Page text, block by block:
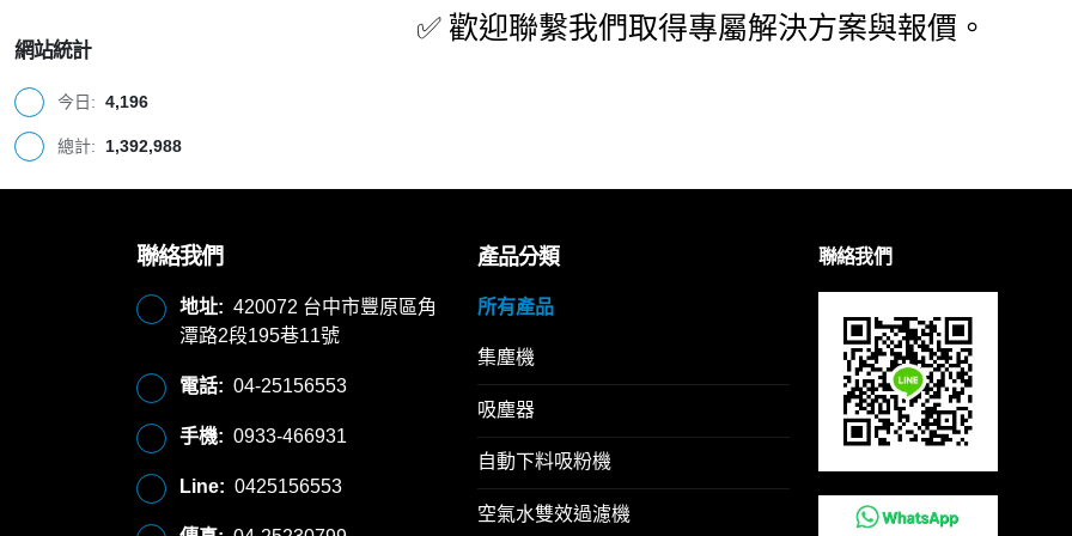
網站統計
今日: 4,196
總計: 1,392,988
✅ 歡迎聯繫我們取得專屬解決方案與報價。
聯絡我們
地址: 420072 台中市豐原區角
潭路2段195巷11號
電話: 04-25156553
手機: 0933-466931
Line: 0425156553
產品分類
所有產品
集塵機
吸塵器
自動下料吸粉機
空氣水雙效過濾機
聯絡我們